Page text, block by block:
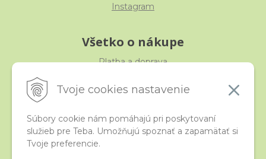
Tvoje cookies nastavenie
Súbory cookie nám pomáhajú pri poskytovaní
služieb pre Teba. Umožňujú spoznať a zapamätať si
Tvoje preferencie.
Instagram
Všetko o nákupe
Platba a doprava
Obchodné podmienky
iStraka